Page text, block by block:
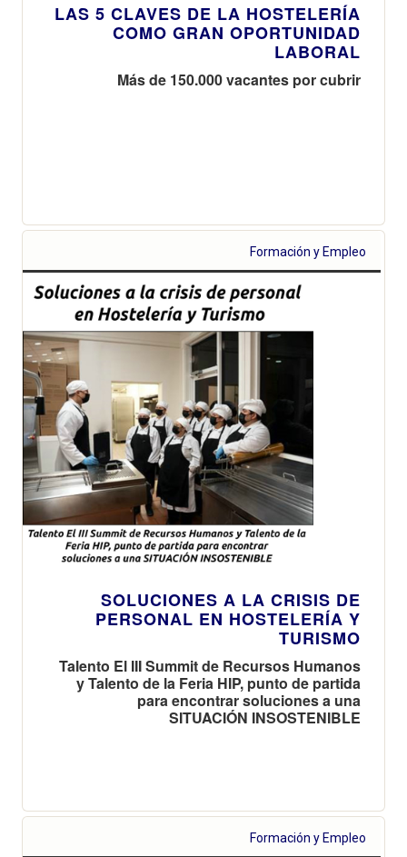
LAS 5 CLAVES DE LA HOSTELERÍA
COMO GRAN OPORTUNIDAD
LABORAL
Más de 150.000 vacantes por cubrir
Formación y Empleo
SOLUCIONES A LA CRISIS DE
PERSONAL EN HOSTELERÍA Y
TURISMO
Talento El III Summit de Recursos Humanos
y Talento de la Feria HIP, punto de partida
para encontrar soluciones a una
SITUACIÓN INSOSTENIBLE
Formación y Empleo